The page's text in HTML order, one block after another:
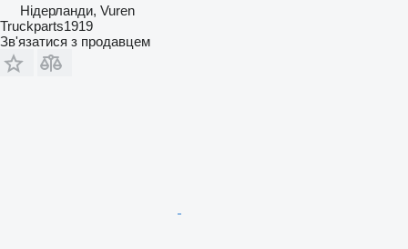
Нідерланди, Vuren
Truckparts1919
Зв'язатися з продавцем